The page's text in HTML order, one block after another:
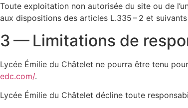
Toute exploitation non autorisée du site ou de
aux dispositions des articles L.335 – 2 et
3 — Limitations de
Lycée Émilie du Châtelet ne pourra être tenu
edc.com/.
Lycée Émilie du Châtelet décline toute